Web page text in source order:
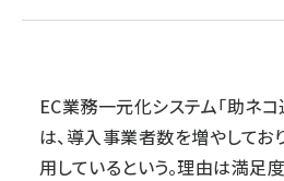
EC業務一元化システム「助ネコ
は、導入事業者数を増やしてお
用しているという。理由は満足